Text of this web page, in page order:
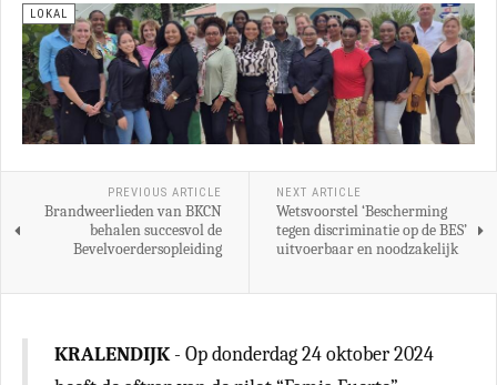
LOKAL
PREVIOUS ARTICLE
Brandweerlieden van BKCN
behalen succesvol de
Bevelvoerdersopleiding
NEXT ARTICLE
Wetsvoorstel ‘Bescherming
tegen discriminatie op de BES’
uitvoerbaar en noodzakelijk
KRALENDIJK- Op donderdag 24 oktober 2024